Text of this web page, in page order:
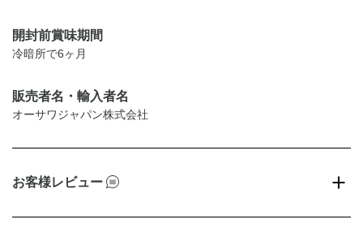
開封前賞味期間
冷暗所で6ヶ月
販売者名・輸入者名
オーサワジャパン株式会社
お客様レビュー